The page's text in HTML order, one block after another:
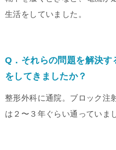
生活をしていました。
Q．それらの問題を解決す
をしてきましたか？
整形外科に通院。ブロック注
は２〜３年ぐらい通っていま